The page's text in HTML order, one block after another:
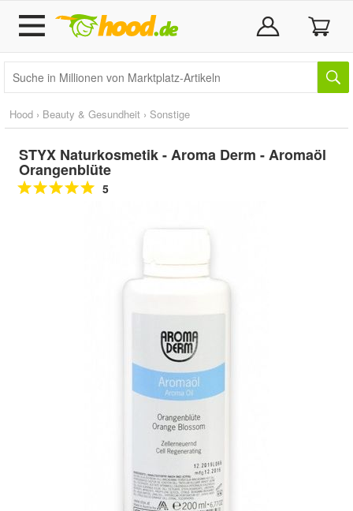
Hood › Beauty & Gesundheit › Sonstige
STYX Naturkosmetik - Aroma Derm - Aromaöl
Orangenblüte
5